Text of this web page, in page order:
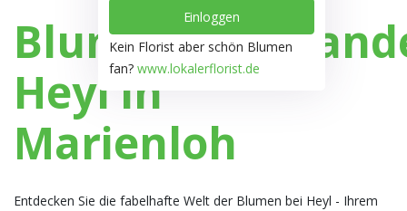
Einloggen
Kein Florist aber schön Blumen
fan? www.lokalerflorist.de
Heyl in
Marienloh
Entdecken Sie die fabelhafte Welt der Blumen bei Heyl - Ihrem